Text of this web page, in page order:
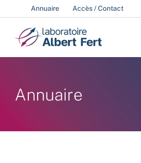
au
contenu
Annuaire Accès / Contact
Annuaire